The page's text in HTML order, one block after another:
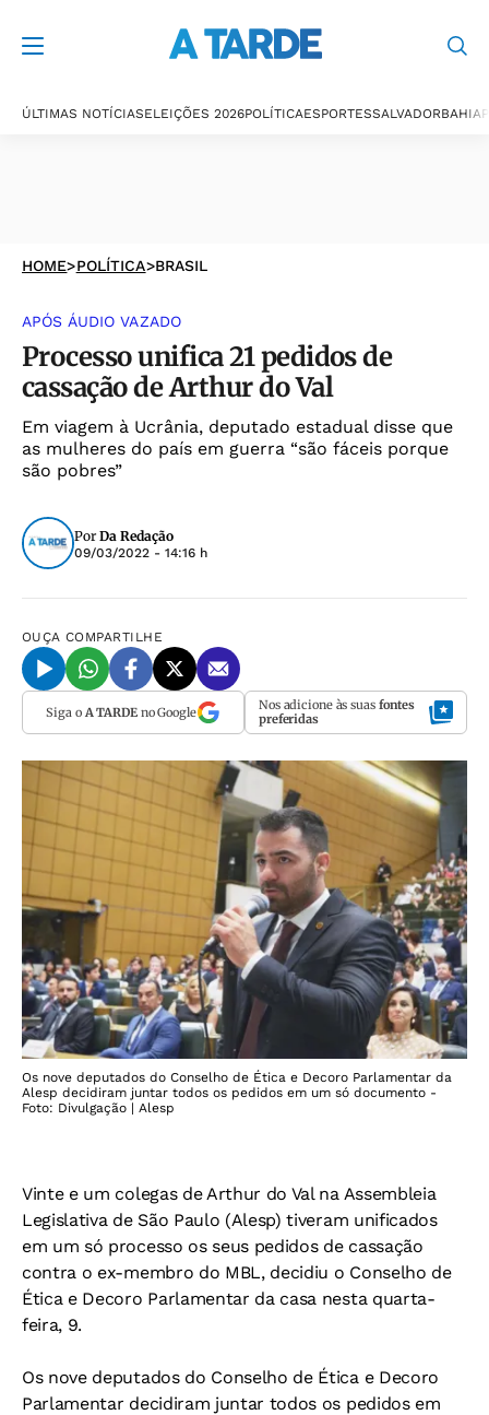
ÚLTIMAS NOTÍCIASELEIÇÕES 2026POLÍTICAESPORTESSALVADORBAHIA
HOME>POLÍTICA>BRASIL
APÓS ÁUDIO VAZADO
Processo unifica 21 pedidos de
cassação de Arthur do Val
Em viagem à Ucrânia, deputado estadual disse que
as mulheres do país em guerra “são fáceis porque
são pobres”
Por Da Redação
09/03/2022 - 14:16 h
OUÇA COMPARTILHE
Siga o A TARDEno Google Nos adicione às suas fontes
preferidas
Os nove deputados do Conselho de Ética e Decoro Parlamentar da
Alesp decidiram juntar todos os pedidos em um só documento -
Foto: Divulgação | Alesp
Vinte e um colegas de Arthur do Val na Assembleia
Legislativa de São Paulo (Alesp) tiveram unificados
em um só processo os seus pedidos de cassação
contra o ex-membro do MBL, decidiu o Conselho de
Ética e Decoro Parlamentar da casa nesta quarta-
feira, 9.
Os nove deputados do Conselho de Ética e Decoro
Parlamentar decidiram juntar todos os pedidos em